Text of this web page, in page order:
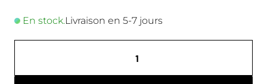
En stock.Livraison en 5-7 jours